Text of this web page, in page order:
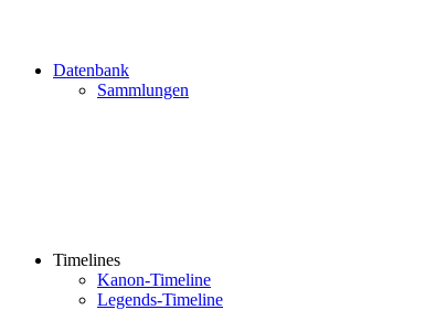
Datenbank
Sammlungen
Timelines
Kanon-Timeline
Legends-Timeline